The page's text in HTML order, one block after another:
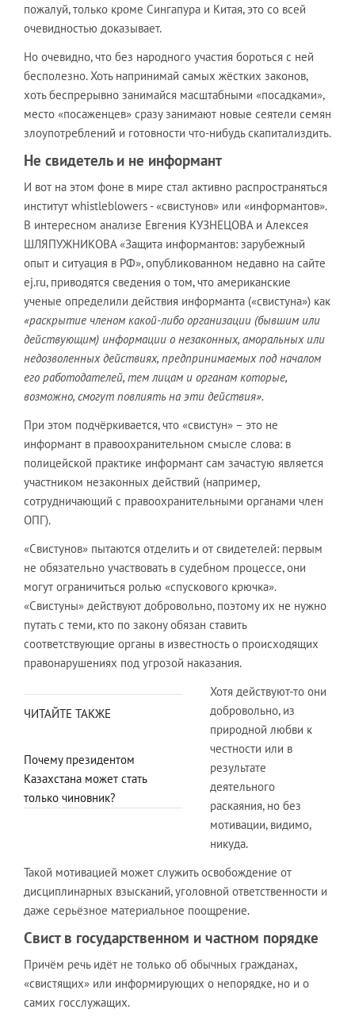
пожалуй, только кроме Сингапура и Китая, это со всей
очевидностью доказывает.
Но очевидно, что без народного участия бороться с ней
бесполезно. Хоть напринимай самых жёстких законов,
хоть беспрерывно занимайся масштабными «посадками»,
место «посаженцев» сразу занимают новые сеятели семян
злоупотреблений и готовности что-нибудь скапитализдить.
Не свидетель и не информант
И вот на этом фоне в мире стал активно распространяться
институт whistleblowers - «свистунов» или «информантов».
В интересном анализе Евгения КУЗНЕЦОВА и Алексея
ШЛЯПУЖНИКОВА «Защита информантов: зарубежный
опыт и ситуация в РФ», опубликованном недавно на сайте
ej.ru, приводятся сведения о том, что американские
ученые определили действия информанта («свистуна») как
«раскрытие членом какой-либо организации (бывшим или
действующим) информации о незаконных, аморальных или
недозволенных действиях, предпринимаемых под началом
его работодателей, тем лицам и органам которые,
возможно, смогут повлиять на эти действия».
При этом подчёркивается, что «свистун» – это не
информант в правоохранительном смысле слова: в
полицейской практике информант сам зачастую является
участником незаконных действий (например,
сотрудничающий с правоохранительными органами член
ОПГ).
«Свистунов» пытаются отделить и от свидетелей: первым
не обязательно участвовать в судебном процессе, они
могут ограничиться ролью «спускового крючка».
«Свистуны» действуют добровольно, поэтому их не нужно
путать с теми, кто по закону обязан ставить
соответствующие органы в известность о происходящих
правонарушениях под угрозой наказания.
ЧИТАЙТЕ ТАКЖЕ
Почему президентом
Казахстана может стать
только чиновник?
Хотя действуют-то они
добровольно, из
природной любви к
честности или в
результате
деятельного
раскаяния, но без
мотивации, видимо,
никуда.
Такой мотивацией может служить освобождение от
дисциплинарных взысканий, уголовной ответственности и
даже серьёзное материальное поощрение.
Свист в государственном и частном порядке
Причём речь идёт не только об обычных гражданах,
«свистящих» или информирующих о непорядке, но и о
самих госслужащих.